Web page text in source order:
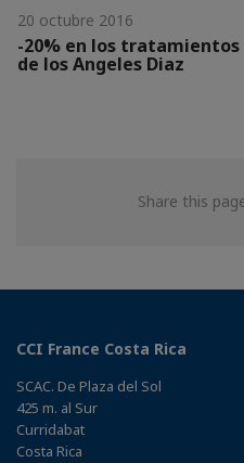
20 octubre 2016
-20% en los
de los Angeles Diaz
Share this
CCI France Costa Rica
SCAC. De Plaza del Sol
425 m. al Sur
Curridabat
Costa Rica